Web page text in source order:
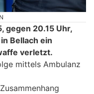
gegen 20.15 Uhr,
Bellach ein
verletzt.
mittels Ambulanz